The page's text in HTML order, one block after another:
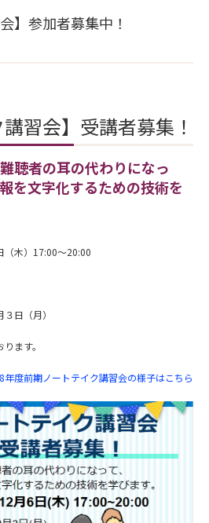
】参加者募集中！
講習会】受講者募集！
聴者の耳の代わりになっ
を文字化するための技術を
（木）17:00～20:00
日（月）
ます。
年度前期ノートテイク講習会の様子はこちら